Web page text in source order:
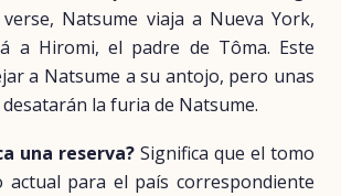
Natsume viaja a Nueva York,
a Hiromi, el padre de Tôma. Este
a Natsume a su antojo, pero unas
la furia de Natsume.
una reserva? Significa que el tomo
actual para el país correspondiente